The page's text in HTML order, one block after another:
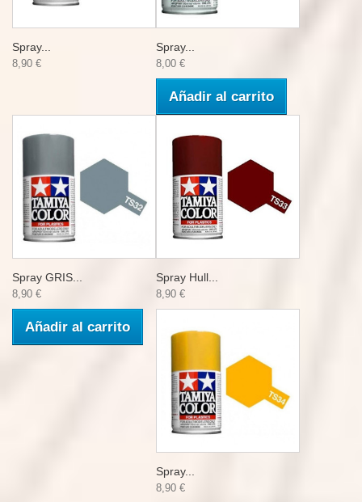
Spray...
8,90 €
Spray...
8,00 €
Añadir al carrito
Spray GRIS...
8,90 €
Añadir al carrito
Spray Hull...
8,90 €
Spray...
8,90 €